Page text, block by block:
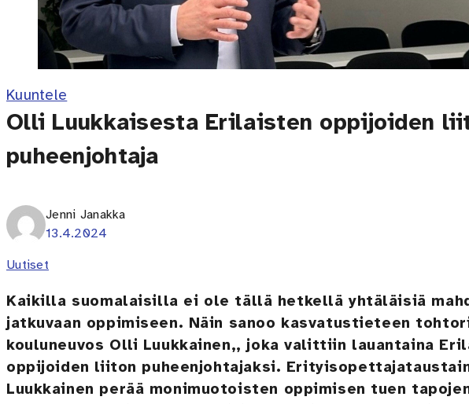
Kuuntele
Olli Luukkaisesta Erilaisten oppijoiden
puheenjohtaja
Jenni Janakka
13.4.2024
Uutiset
Kaikilla suomalaisilla ei ole tällä hetkellä yhtäläisiä
jatkuvaan oppimiseen. Näin sanoo kasvatustieteen
kouluneuvos Olli Luukkainen,, joka valittiin lauantaina
oppijoiden liiton puheenjohtajaksi.
Luukkainen perää monimuotoisten oppimisen tuen